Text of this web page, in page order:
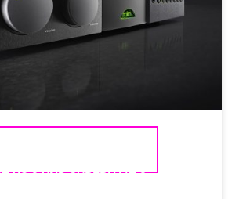
XS 3 UND SUPERNAIT 3